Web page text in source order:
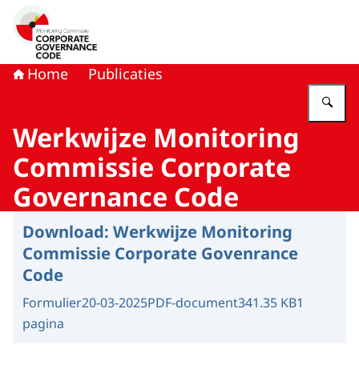
Naar de homepage van Monitoring Commissie
Home Publicaties
Werkwijze Monitoring
Commissie Corporate
Governance Code
Download: Werkwijze Monitoring
Commissie Corporate Govenrance
Code
Formulier20-03-2025PDF-document341.35 KB1
pagina